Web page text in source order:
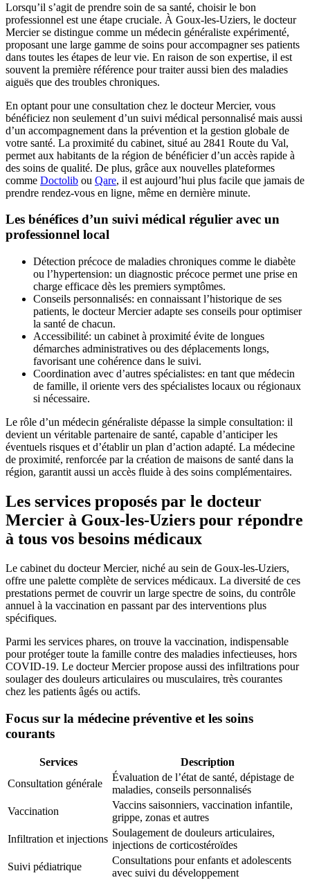
Lorsqu’il s’agit de prendre soin de sa santé, choisir le bon
professionnel est une étape cruciale. À Goux-les-Uziers, le docteur
Mercier se distingue comme un médecin généraliste expérimenté,
proposant une large gamme de soins pour accompagner ses patients
dans toutes les étapes de leur vie. En raison de son expertise, il est
souvent la première référence pour traiter aussi bien des maladies
aiguës que des troubles chroniques.
En optant pour une consultation chez le docteur Mercier, vous
bénéficiez non seulement d’un suivi médical personnalisé mais aussi
d’un accompagnement dans la prévention et la gestion globale de
votre santé. La proximité du cabinet, situé au 2841 Route du Val,
permet aux habitants de la région de bénéficier d’un accès rapide à
des soins de qualité. De plus, grâce aux nouvelles plateformes
comme Doctolib ou Qare, il est aujourd’hui plus facile que jamais de
prendre rendez-vous en ligne, même en dernière minute.
Les bénéfices d’un suivi médical régulier avec un
professionnel local
Détection précoce de maladies chroniques comme le diabète
ou l’hypertension: un diagnostic précoce permet une prise en
charge efficace dès les premiers symptômes.
Conseils personnalisés: en connaissant l’historique de ses
patients, le docteur Mercier adapte ses conseils pour optimiser
la santé de chacun.
Accessibilité: un cabinet à proximité évite de longues
démarches administratives ou des déplacements longs,
favorisant une cohérence dans le suivi.
Coordination avec d’autres spécialistes: en tant que médecin
de famille, il oriente vers des spécialistes locaux ou régionaux
si nécessaire.
Le rôle d’un médecin généraliste dépasse la simple consultation: il
devient un véritable partenaire de santé, capable d’anticiper les
éventuels risques et d’établir un plan d’action adapté. La médecine
de proximité, renforcée par la création de maisons de santé dans la
région, garantit aussi un accès fluide à des soins complémentaires.
Les services proposés par le docteur
Mercier à Goux-les-Uziers pour répondre
à tous vos besoins médicaux
Le cabinet du docteur Mercier, niché au sein de Goux-les-Uziers,
offre une palette complète de services médicaux. La diversité de ces
prestations permet de couvrir un large spectre de soins, du contrôle
annuel à la vaccination en passant par des interventions plus
spécifiques.
Parmi les services phares, on trouve la vaccination, indispensable
pour protéger toute la famille contre des maladies infectieuses, hors
COVID-19. Le docteur Mercier propose aussi des infiltrations pour
soulager des douleurs articulaires ou musculaires, très courantes
chez les patients âgés ou actifs.
Focus sur la médecine préventive et les soins
courants
Services
Description
Consultation générale
Évaluation de l’état de santé, dépistage de
maladies, conseils personnalisés
Vaccination
Vaccins saisonniers, vaccination infantile,
grippe, zonas et autres
Infiltration et injections
Soulagement de douleurs articulaires,
injections de corticostéroïdes
Suivi pédiatrique
Consultations pour enfants et adolescents
avec suivi du développement